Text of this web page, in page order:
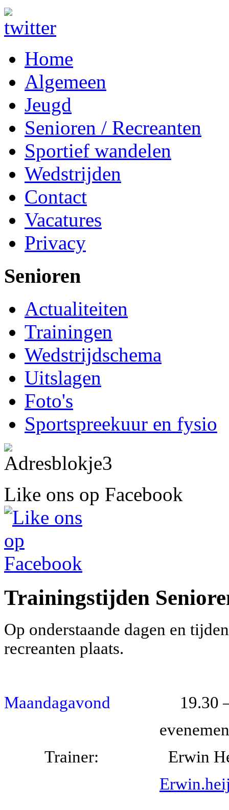
Home
Algemeen
Jeugd
Senioren / Recreanten
Sportief wandelen
Wedstrijden
Contact
Vacatures
Privacy
Senioren
Actualiteiten
Trainingen
Wedstrijdschema
Uitslagen
Foto's
Sportspreekuur en fysio
Like ons op Facebook
Trainingstijden
Op onderstaande dagen en
recreanten plaats.
Maandagavond 19.30 –
Trainer: Erwin